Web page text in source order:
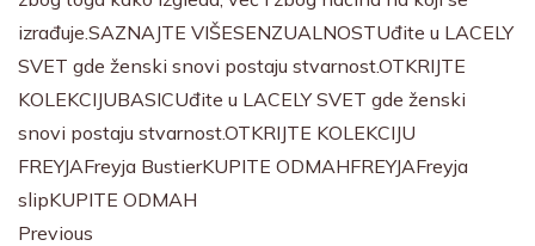
izrađuje.SAZNAJTE VIŠESENZUALNOSTUđite u LACELY
SVET gde ženski snovi postaju stvarnost.OTKRIJTE
KOLEKCIJUBASICUđite u LACELY SVET gde ženski
snovi postaju stvarnost.OTKRIJTE KOLEKCIJU
FREYJAFreyja BustierKUPITE ODMAHFREYJAFreyja
slipKUPITE ODMAH
Previous